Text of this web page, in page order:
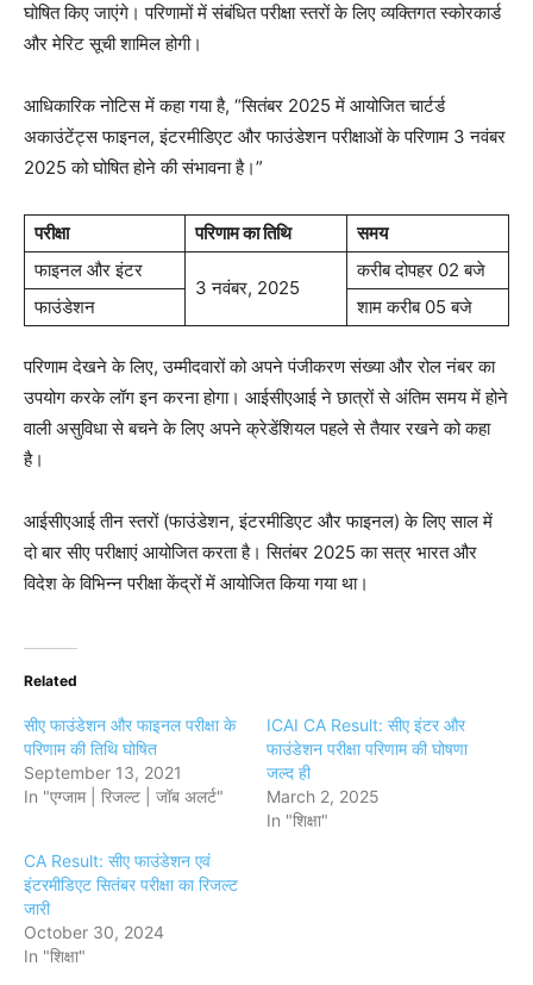
घोषित किए जाएंगे। परिणामों में संबंधित परीक्षा स्तरों के लिए व्यक्तिगत स्कोरकार्ड
और मेरिट सूची शामिल होगी।
आधिकारिक नोटिस में कहा गया है, “सितंबर 2025 में आयोजित चार्टर्ड
अकाउंटेंट्स फाइनल, इंटरमीडिएट और फाउंडेशन परीक्षाओं के परिणाम 3 नवंबर
2025 को घोषित होने की संभावना है।”
परीक्षा परिणाम का तिथि
समय
फाइनल और इंटर
3 नवंबर, 2025
करीब दोपहर 02 बजे
फाउंडेशन
शाम करीब 05 बजे
परिणाम देखने के लिए, उम्मीदवारों को अपने पंजीकरण संख्या और रोल नंबर का
उपयोग करके लॉग इन करना होगा। आईसीएआई ने छात्रों से अंतिम समय में होने
वाली असुविधा से बचने के लिए अपने क्रेडेंशियल पहले से तैयार रखने को कहा
है।
आईसीएआई तीन स्तरों (फाउंडेशन, इंटरमीडिएट और फाइनल) के लिए साल में
दो बार सीए परीक्षाएं आयोजित करता है। सितंबर 2025 का सत्र भारत और
विदेश के विभिन्न परीक्षा केंद्रों में आयोजित किया गया था।
Related
सीए फाउंडेशन और फाइनल परीक्षा के
परिणाम की तिथि घोषित
September 13, 2021
In "एग्जाम | रिजल्ट | जॉब अलर्ट"
ICAI CA Result: सीए इंटर और
फाउंडेशन परीक्षा परिणाम की घोषणा
जल्द ही
March 2, 2025
In "शिक्षा"
CA Result: सीए फाउंडेशन एवं
इंटरमीडिएट सितंबर परीक्षा का रिजल्ट
जारी
October 30, 2024
In "शिक्षा"